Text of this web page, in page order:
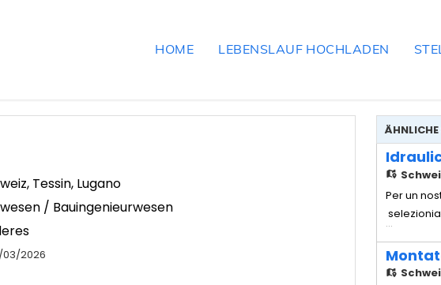
HOME LEBENSLAUF HOCHLADEN
, Tessin, Lugano
/ Bauingenieurwesen
2026
ÄHNLICHE
Per un
richiesti -
cantiere -
Capacità
...